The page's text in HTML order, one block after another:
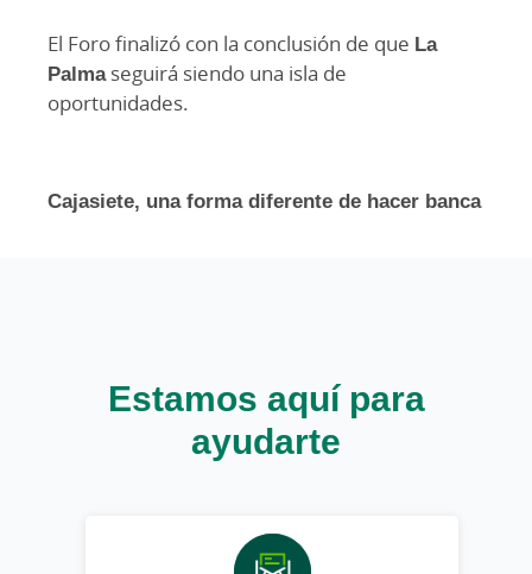
El Foro finalizó con la conclusión de que La
Palmaseguirá siendo una isla de
oportunidades.
Cajasiete, una forma diferente de hacer banca
Estamos aquí para
ayudarte